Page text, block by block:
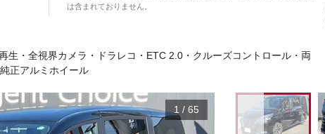
は含まれておりません。
生・全視界カメラ・ドラレコ・ETC 2.0・クルーズコントロール・両
正アルミホイール
1 / 65